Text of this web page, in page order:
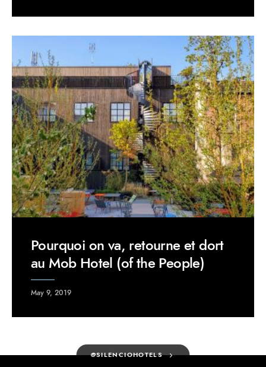
Pourquoi on va, retourne et dort
au Mob Hotel (of the People)
May 9, 2019
@SILENCIOHOTELS